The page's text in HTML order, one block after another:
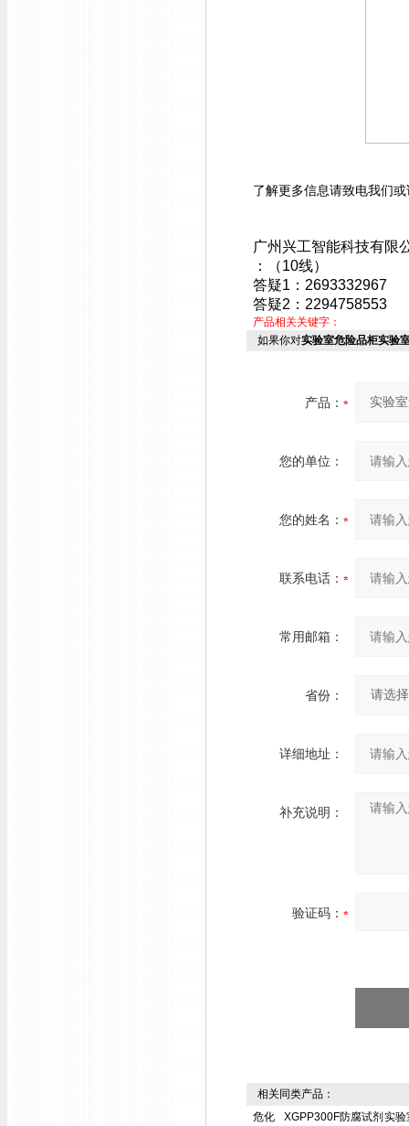
了解更多信息请致电我们
广州兴工智能科技有限
：（10线）
答疑1：2693332967
答疑2：2294758553
产品相关关键字：
如果你对实验室危险品柜实验
产品：
您的单位：
您的姓名：
联系电话：
常用邮箱：
省份：
详细地址：
补充说明：
验证码：
相关同类产品：
危化
XGPP300F防腐试剂 实验